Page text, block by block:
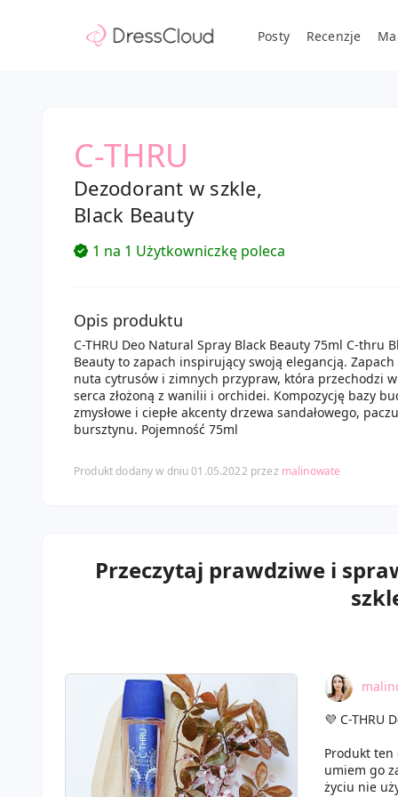
Posty Recenzje
C-THRU
Dezodorant w szkle,
Black Beauty
1 na 1 Użytkowniczkę poleca
Opis produktu
C-THRU Deo Natural Spray Black Beauty 75ml C-thru
Beauty to zapach inspirujący swoją elegancją.
nuta cytrusów i zimnych przypraw, która przechodzi
serca złożoną z wanilii i orchidei. Kompozycję bazy
zmysłowe i ciepłe akcenty drzewa sandałowego,
bursztynu. Pojemność 75ml
Produkt dodany w dniu 01.05.2022 przez malinowate
Przeczytaj prawdziwe i
💜 C-THRU
Produkt ten
umiem go
życiu nie